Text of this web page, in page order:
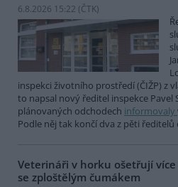
6.8.2026 15:22 (ČTK)
inspekci životního prostředí (ČIŽP) z
to napsal nový ředitel inspekce Pavel
plánovaných odchodech informovaly
Podle něj tak končí dva z pěti ředitelů
Veterináři v horku ošetřují
se zploštělým čumákem